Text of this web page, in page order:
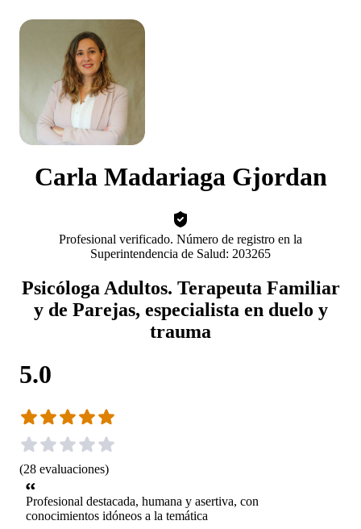
Carla Madariaga Gjordan
Profesional verificado. Número de registro en la
Superintendencia de Salud: 203265
Psicóloga Adultos. Terapeuta Familiar
y de Parejas, especialista en duelo y
trauma
5.0
(28 evaluaciones)
Profesional destacada, humana y asertiva, con
conocimientos idóneos a la temática